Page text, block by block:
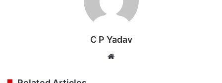
C P Yadav
Website